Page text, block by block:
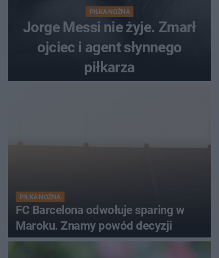
PIŁKA NOŻNA
Jorge Messi nie żyje. Zmarł
ojciec i agent słynnego
piłkarza
PIŁKA NOŻNA
FC Barcelona odwołuje sparing w
Maroku. Znamy powód decyzji